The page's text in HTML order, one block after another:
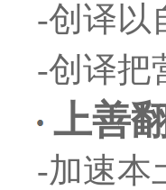
-创译以
-创译把
上善
-加速本